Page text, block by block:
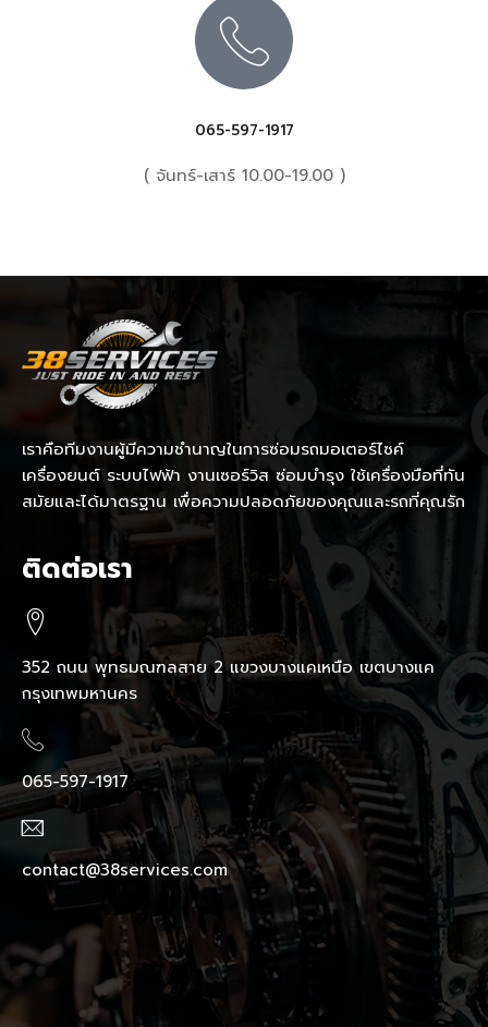
065-597-1917
( จันทร์-เสาร์ 10.00-19.00 )
เราคือทีมงานผู้มีความชำนาญในการซ่อมรถมอเตอร์ไซค์
เครื่องยนต์ ระบบไฟฟ้า งานเซอร์วิส ซ่อมบำรุง ใช้เครื่องมือที่ทัน
สมัยและได้มาตรฐาน เพื่อความปลอดภัยของคุณและรถที่คุณรัก
ติดต่อเรา
352 ถนน พุทธมณฑลสาย 2 แขวงบางแคเหนือ เขตบางแค
กรุงเทพมหานคร
065-597-1917
contact@38services.com